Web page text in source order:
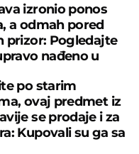
izronio ponos
a odmah pored
prizor: Pogledajte
nađeno u
po starim
ovaj predmet iz
se prodaje i za
Kupovali su ga sa